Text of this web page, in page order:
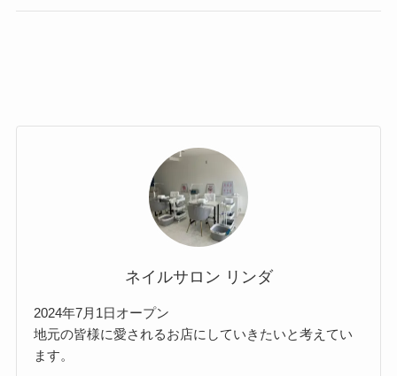
ネイルサロン リンダ
2024年7月1日オープン
地元の皆様に愛されるお店にしていきたいと考えてい
ます。